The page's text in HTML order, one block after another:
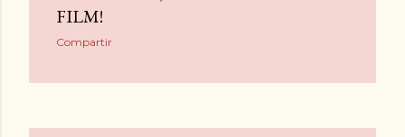
FILM!
Compartir